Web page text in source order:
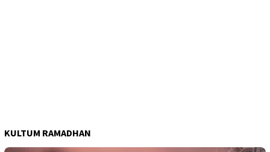
KULTUM RAMADHAN